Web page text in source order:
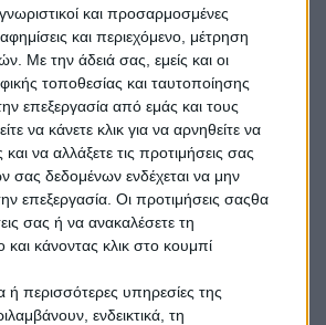
και προσαρμοσμένες
και περιεχόμενο, μέτρηση
Με την άδειά σας, εμείς και οι
τοποθεσίας και ταυτοποίησης
επεξεργασία από εμάς και τους
να κάνετε κλικ για να αρνηθείτε να
να αλλάξετε τις προτιμήσεις σας
σας δεδομένων ενδέχεται να μην
επεξεργασία. Οι προτιμήσεις σαςθα
σας ή να ανακαλέσετε τη
κάνοντας κλικ στο κουμπί
ή περισσότερες υπηρεσίες της
ενδεικτικά, τη